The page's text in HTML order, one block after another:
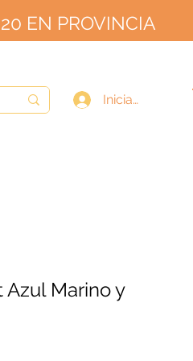
EN PROVINCIA
Iniciar sesión
Azul Marino y